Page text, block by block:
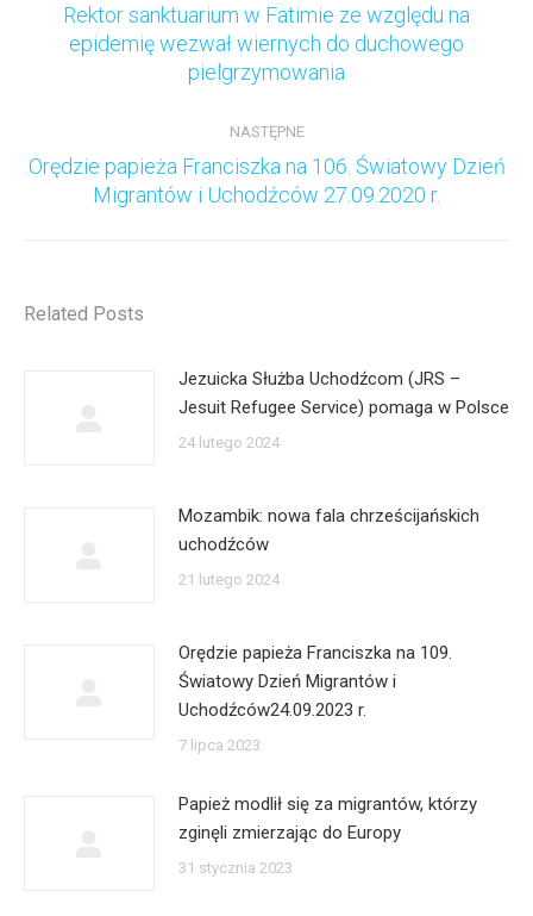
Poprzedni
wpis:
Rektor sanktuarium w Fatimie ze względu na
epidemię wezwał wiernych do duchowego
pielgrzymowania
NASTĘPNE
Następny
wpis:
Orędzie papieża Franciszka na 106. Światowy Dzień
Migrantów i Uchodźców 27.09.2020 r.
Related Posts
Jezuicka Służba Uchodźcom (JRS –
Jesuit Refugee Service) pomaga w Polsce
24 lutego 2024
Mozambik: nowa fala chrześcijańskich
uchodźców
21 lutego 2024
Orędzie papieża Franciszka na 109.
Światowy Dzień Migrantów i
Uchodźców24.09.2023 r.
7 lipca 2023
Papież modlił się za migrantów, którzy
zginęli zmierzając do Europy
31 stycznia 2023